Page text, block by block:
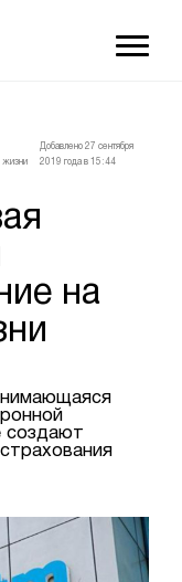
жизни
Добавлено 27 сентября
2019 года в 15:44
на
создают